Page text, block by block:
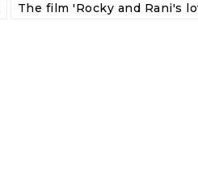
The film 'Rocky and Rani's